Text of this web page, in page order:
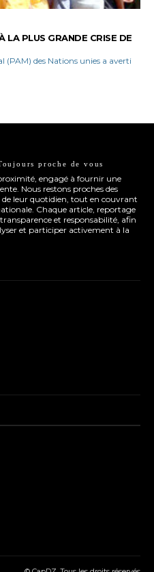
LA PLUS GRANDE CRISE DE
des Nations unies a averti
proche de vous
engagé à fournir une
Nous restons proches des
leur quotidien, tout en couvrant
Chaque article, reportage
et responsabilité, afin
et participer activement à la